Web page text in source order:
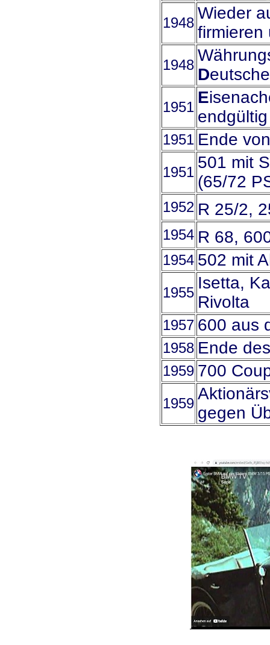
1948
Wieder
firmieren
1948
D
1951
E
1951 Ende
1951
501 mit
(65/72
1952 R 25/2,
1954 R 68,
1954 502 mit
1955
Isetta,
Rivolta
1957 600 aus
1958 Ende
1959 700
1959
gegen